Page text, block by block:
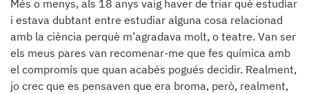
Més o menys, als 18 anys vaig haver de triar què estudiar
i estava dubtant entre estudiar alguna cosa relacionad
amb la ciència perquè m’agradava molt, o teatre. Van ser
els meus pares van recomenar-me que fes química amb
el compromís que quan acabés pogués decidir. Realment,
jo crec que es pensaven que era broma, però, realment,